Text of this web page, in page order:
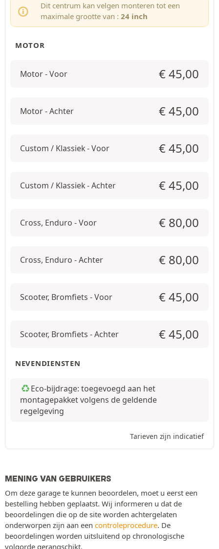
Dit centrum kan velgen monteren tot een
maximale grootte van : 24 inch
MOTOR
Motor - Voor €45,00
Motor - Achter €45,00
Custom / Klassiek - Voor €45,00
Custom / Klassiek - Achter €45,00
Cross, Enduro - Voor € 80,00
Cross, Enduro - Achter € 80,00
Scooter, Bromfiets - Voor €45,00
Scooter, Bromfiets - Achter €45,00
NEVENDIENSTEN
Eco-bijdrage: toegevoegd aan het
montagepakket volgens de geldende
regelgeving
Tarieven zijn indicatief
MENING VAN GEBRUIKERS
Om deze garage te kunnen beoordelen, moet u eerst een
bestelling hebben geplaatst. Wij informeren u dat de
beoordelingen die op de site worden achtergelaten
onderworpen zijn aan een controleprocedure. De
beoordelingen worden uitsluitend op chronologische
volgorde gerangschikt.